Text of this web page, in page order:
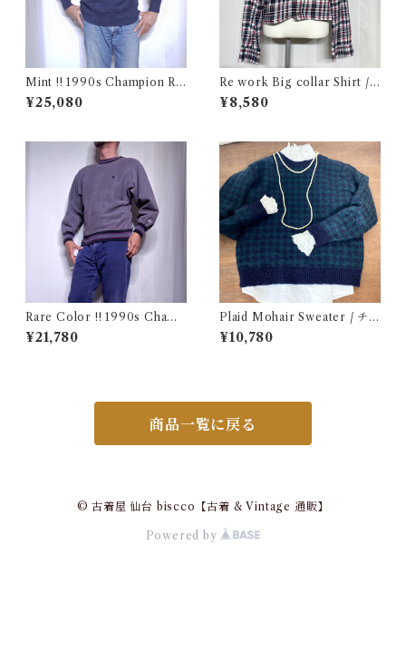
Mint !! 1990s Champion Re
verse Weave NHL SABRES
Size L / チャンピオン リバー
¥25,080
Re work Big collar Shirt /
リワーク ビックカラー シャツ
古着
¥8,580
Rare Color !! 1990s Champ
ion Reverse Weave Charco
al Gray Size M / チャンピオ
¥21,780
Plaid Mohair Sweater / チェ
ック柄 モヘア セーター 古着
¥10,780
商品一覧に戻る
© 古着屋 仙台 biscco【古着 & Vintage 通販】
Powered by